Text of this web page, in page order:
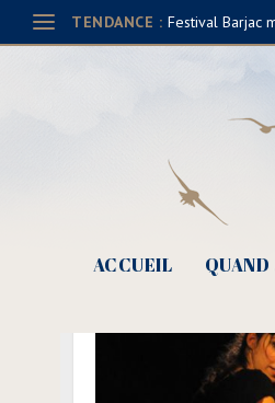
TENDANCE : Festival Barjac
ACCUEIL